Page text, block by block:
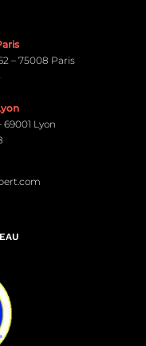
– 75008 Paris
69001 Lyon